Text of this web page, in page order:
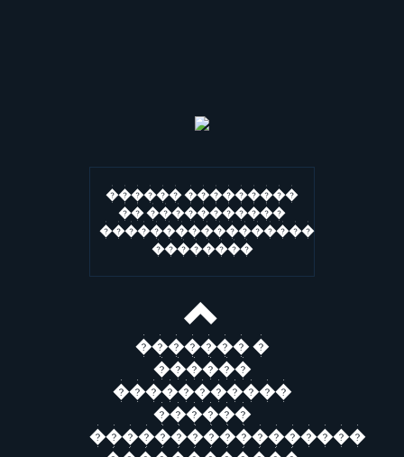
������ ���������
�� �����������
�����������������
��������
������� �
������
�����������
������
�����������������